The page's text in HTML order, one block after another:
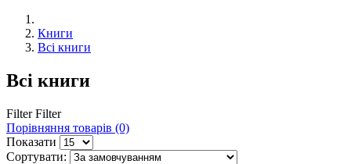
Книги
Всі книги
Всі книги
Filter Filter
Порівняння товарів (0)
Показати
Сортувати: